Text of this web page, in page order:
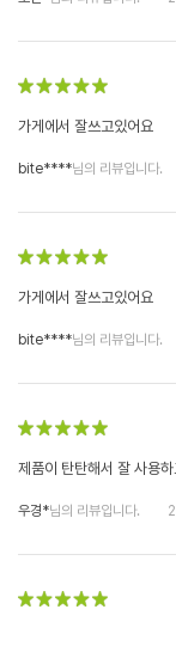
가게에서 잘쓰고있어요
bite****님의 리뷰입니다.
가게에서 잘쓰고있어요
bite****님의 리뷰입니다.
제품이 탄탄해서 잘 사용
우경*님의 리뷰입니다.